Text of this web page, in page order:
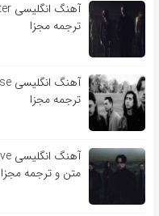
ترجمه مجزا
ترجمه مجزا
متن و ترجمه مجزا